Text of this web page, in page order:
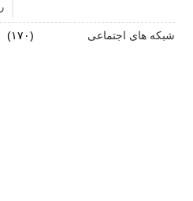
شبکه های اجتماعی (۱۷۰)